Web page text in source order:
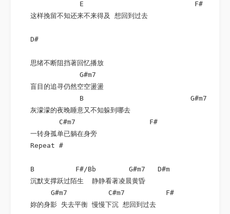
E                           F#
   这样挽留不知还来不来得及 想回到过去
   D#
   思绪不断阻挡著回忆播放
               G#m7
   盲目的追寻仍然空空盪盪
               B                          G#m7
   灰濛濛的夜晚睡意又不知躲到哪去
          C#m7                  F#
   一转身孤单已躺在身旁
   Repeat #
B          F#/Bb        G#m7   D#m
   沉默支撑跃过陌生  静静看著凌晨黄昏
G#m7          C#m7          F#
   妳的身影 失去平衡 慢慢下沉 想回到过去